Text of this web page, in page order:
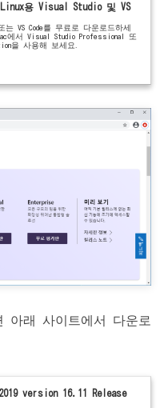
Linux용 Visual Studio 및 VS
는 VS Code를 무료로 다운로드하세
에서 Visual Studio Professional 또
을 사용해 보세요.
아래 사이트에서 다운로
version 16.11 Release